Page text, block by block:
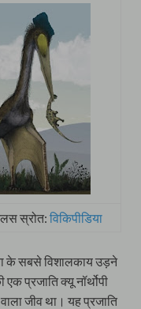
स्रोत: विकिपीडिया
के सबसे विशालकाय उड़ने
प्रजाति क्यू नॉर्थोपी
जीव था। यह प्रजाति